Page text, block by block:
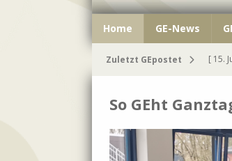
Home GE-News
Zuletzt GEpostet [ 15.
[ 10.
[ 8.
[ 16.
So GEht